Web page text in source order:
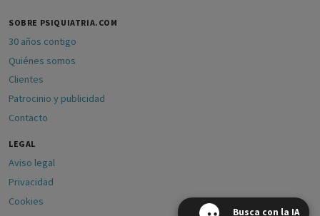
Busca con la IA
SOBRE PSIQUIATRIA.COM
30 años contigo
Quiénes somos
Clientes
Patrocinio y publicidad
Contacto
LEGAL
Aviso legal
Privacidad
Cookies